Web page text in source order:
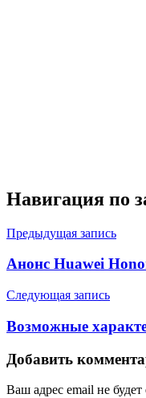
Навигация по
Предыдущая запись
Анонс Huawei
Следующая запись
Возможные
Добавить
Ваш адрес email не